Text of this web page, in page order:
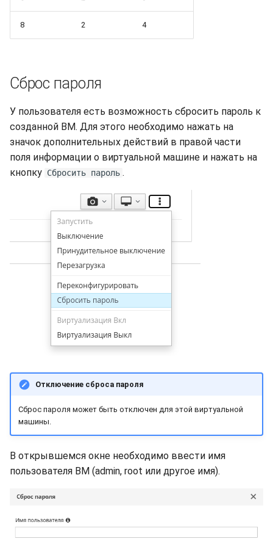
8 2 4
Сброс пароля
У пользователя есть возможность сбросить пароль к
созданной ВМ. Для этого необходимо нажать на
значок дополнительных действий в правой части
поля информации о виртуальной машине и нажать на
кнопку Сбросить пароль .
Отключение сброса пароля
Сброс пароля может быть отключен для этой виртуальной
машины.
В открывшемся окне необходимо ввести имя
пользователя ВМ (admin, root или другое имя).